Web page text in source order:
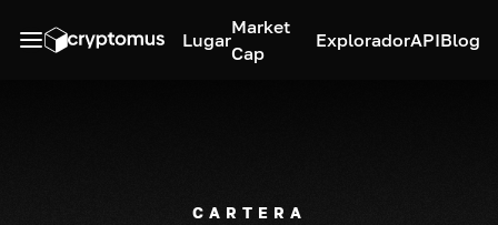
Lugar
Market
Cap
ExploradorAPIBlog
CARTERA